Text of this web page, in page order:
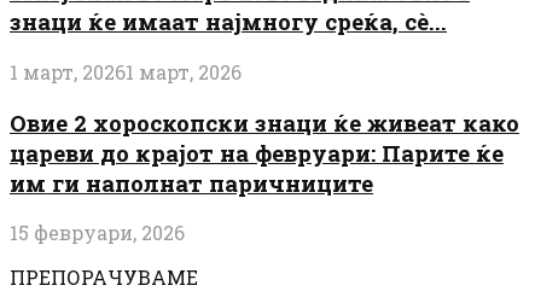
знаци ќе имаат најмногу среќа, сè...
1 март, 20261 март, 2026
Овие 2 хороскопски знаци ќе живеат како
цареви до крајот на февруари: Парите ќе
им ги наполнат паричниците
15 февруари, 2026
ПРЕПОРАЧУВАМЕ